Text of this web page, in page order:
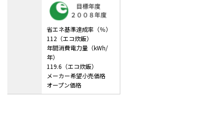
省エネ基準達成率（％）
112（エコ炊飯）
年間消費電力量（kWh/
年）
119.6（エコ炊飯）
メーカー希望小売価格
オープン価格